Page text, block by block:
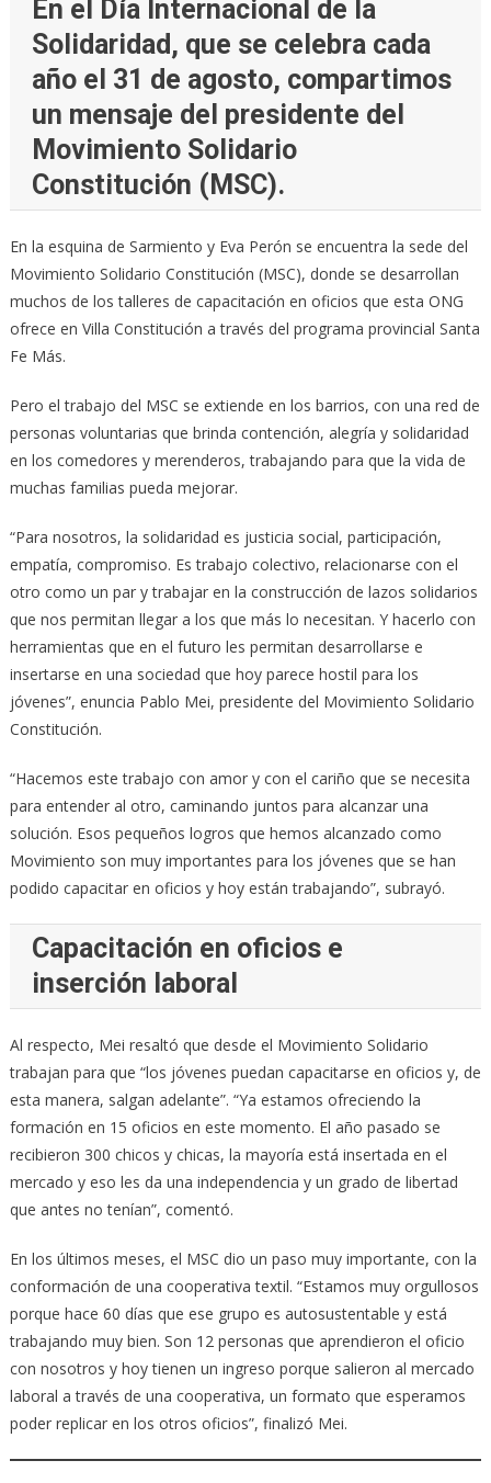
En el Día Internacional de la
Solidaridad, que se celebra cada
año el 31 de agosto, compartimos
un mensaje del presidente del
Movimiento Solidario
Constitución (MSC).
En la esquina de Sarmiento y Eva Perón se encuentra la sede del
Movimiento Solidario Constitución (MSC), donde se desarrollan
muchos de los talleres de capacitación en oficios que esta ONG
ofrece en Villa Constitución a través del programa provincial Santa
Fe Más.
Pero el trabajo del MSC se extiende en los barrios, con una red de
personas voluntarias que brinda contención, alegría y solidaridad
en los comedores y merenderos, trabajando para que la vida de
muchas familias pueda mejorar.
“Para nosotros, la solidaridad es justicia social, participación,
empatía, compromiso. Es trabajo colectivo, relacionarse con el
otro como un par y trabajar en la construcción de lazos solidarios
que nos permitan llegar a los que más lo necesitan. Y hacerlo con
herramientas que en el futuro les permitan desarrollarse e
insertarse en una sociedad que hoy parece hostil para los
jóvenes”, enuncia Pablo Mei, presidente del Movimiento Solidario
Constitución.
“Hacemos este trabajo con amor y con el cariño que se necesita
para entender al otro, caminando juntos para alcanzar una
solución. Esos pequeños logros que hemos alcanzado como
Movimiento son muy importantes para los jóvenes que se han
podido capacitar en oficios y hoy están trabajando”, subrayó.
Capacitación en oficios e
inserción laboral
Al respecto, Mei resaltó que desde el Movimiento Solidario
trabajan para que “los jóvenes puedan capacitarse en oficios y, de
esta manera, salgan adelante”. “Ya estamos ofreciendo la
formación en 15 oficios en este momento. El año pasado se
recibieron 300 chicos y chicas, la mayoría está insertada en el
mercado y eso les da una independencia y un grado de libertad
que antes no tenían”, comentó.
En los últimos meses, el MSC dio un paso muy importante, con la
conformación de una cooperativa textil. “Estamos muy orgullosos
porque hace 60 días que ese grupo es autosustentable y está
trabajando muy bien. Son 12 personas que aprendieron el oficio
con nosotros y hoy tienen un ingreso porque salieron al mercado
laboral a través de una cooperativa, un formato que esperamos
poder replicar en los otros oficios”, finalizó Mei.